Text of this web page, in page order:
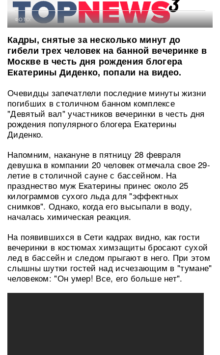
ФОТО:
Кадры, снятые за несколько минут до
гибели трех человек на банной вечеринке в
Москве в честь дня рождения блогера
Екатерины Диденко, попали на видео.
Очевидцы запечатлели последние минуты жизни
погибших в столичном банном комплексе
"Девятый вал" участников вечеринки в честь дня
рождения популярного блогера Екатерины
Диденко.
Напомним, накануне в пятницу 28 февраля
девушка в компании 20 человек отмечала свое 29-
летие в столичной сауне с бассейном. На
празднество муж Екатерины принес около 25
килограммов сухого льда для "эффектных
снимков". Однако, когда его высыпали в воду,
началась химическая реакция.
На появившихся в Сети кадрах видно, как гости
вечеринки в костюмах химзащиты бросают сухой
лед в бассейн и следом прыгают в него. При этом
слышны шутки гостей над исчезающим в "тумане"
человеком: "Он умер! Все, его больше нет".